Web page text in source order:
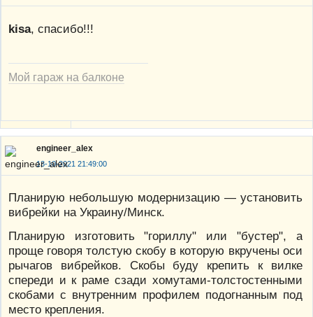
kisa, спасибо!!!
Мой гараж на балконе
engineer_alex
13-10-2021 21:49:00
Планирую небольшую модернизацию — установить
вибрейки на Украину/Минск.
Планирую изготовить "гориллу" или "бустер", а
проще говоря толстую скобу в которую вкручены оси
рычагов вибрейков. Скобы буду крепить к вилке
спереди и к раме сзади хомутами-толстостенными
скобами с внутренним профилем подогнанным под
место крепления.